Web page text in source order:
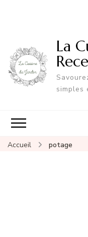
La
simples
Accueil potage